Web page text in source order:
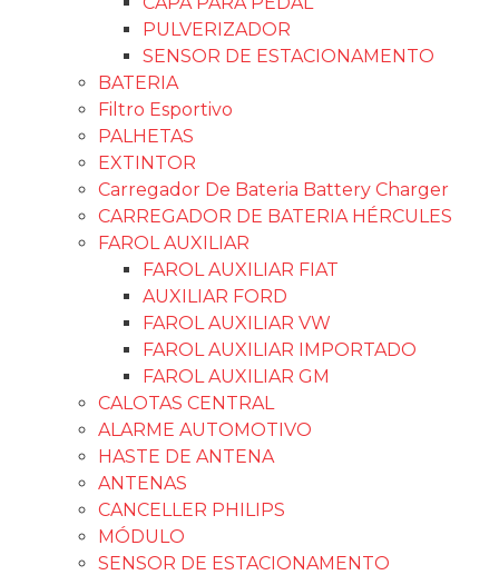
PULVERIZADOR
SENSOR DE ESTACIONAMENTO
BATERIA
Filtro Esportivo
PALHETAS
EXTINTOR
Carregador De Bateria Battery Charger
CARREGADOR DE BATERIA HÉRCULES
FAROL AUXILIAR
FAROL AUXILIAR FIAT
AUXILIAR FORD
FAROL AUXILIAR VW
FAROL AUXILIAR IMPORTADO
FAROL AUXILIAR GM
CALOTAS CENTRAL
ALARME AUTOMOTIVO
HASTE DE ANTENA
ANTENAS
CANCELLER PHILIPS
MÓDULO
SENSOR DE ESTACIONAMENTO